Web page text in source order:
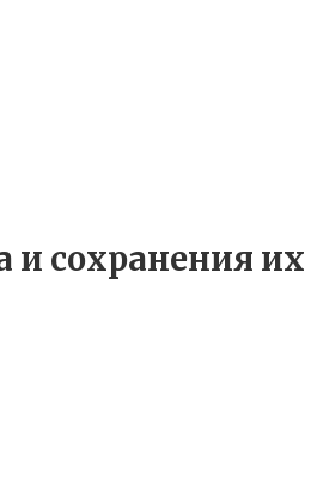
и сохранения их